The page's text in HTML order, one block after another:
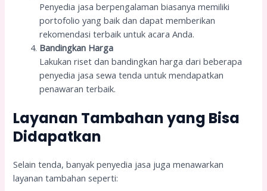
Penyedia jasa berpengalaman biasanya memiliki
portofolio yang baik dan dapat memberikan
rekomendasi terbaik untuk acara Anda.
Bandingkan Harga
Lakukan riset dan bandingkan harga dari beberapa
penyedia jasa sewa tenda untuk mendapatkan
penawaran terbaik.
Layanan Tambahan yang Bisa
Didapatkan
Selain tenda, banyak penyedia jasa juga menawarkan
layanan tambahan seperti: